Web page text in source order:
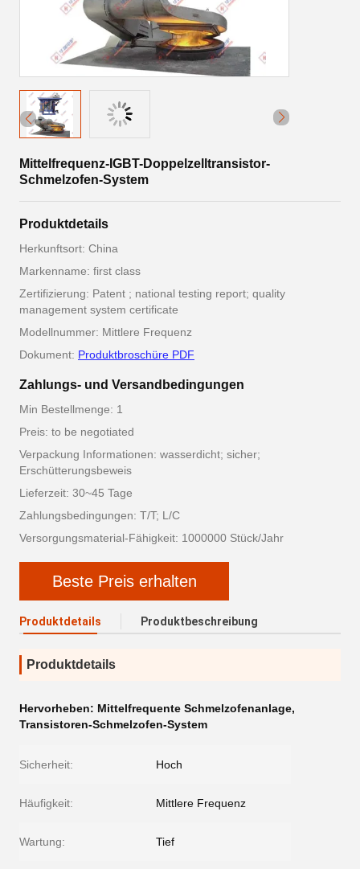
Mittelfrequenz-IGBT-Doppelzelltransistor-
Schmelzofen-System
Produktdetails
Herkunftsort: China
Markenname: first class
Zertifizierung: Patent ; national testing report; quality
management system certificate
Modellnummer: Mittlere Frequenz
Dokument: Produktbroschüre PDF
Zahlungs- und Versandbedingungen
Min Bestellmenge: 1
Preis: to be negotiated
Verpackung Informationen: wasserdicht; sicher;
Erschütterungsbeweis
Lieferzeit: 30~45 Tage
Zahlungsbedingungen: T/T; L/C
Versorgungsmaterial-Fähigkeit: 1000000 Stück/Jahr
Beste Preis erhalten
Produktdetails Produktbeschreibung
Produktdetails
Hervorheben: Mittelfrequente Schmelzofenanlage,
Transistoren-Schmelzofen-System
Sicherheit: Hoch
Häufigkeit: Mittlere Frequenz
Wartung: Tief